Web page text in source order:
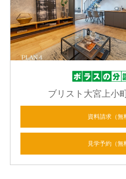
ブリスト大宮上小
資料請求（無
見学予約（無